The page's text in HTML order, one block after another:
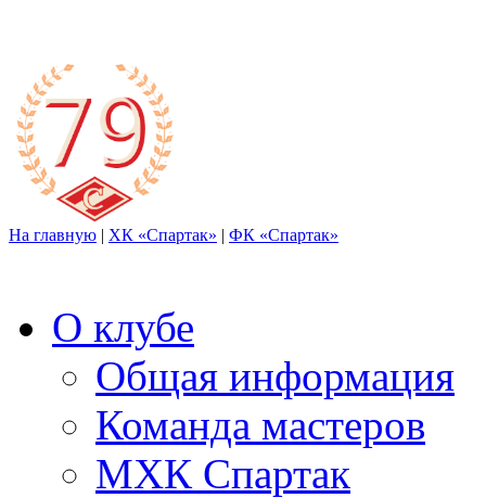
На главную | ХК «Спартак» | ФК «Спартак»
О клубе
Общая информация
Команда мастеров
МХК Спартак